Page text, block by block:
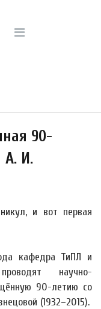
90-
А. И.
и вот первая
кафедра ТиПЛ и
научно-
90-летию со
(1932–2015).